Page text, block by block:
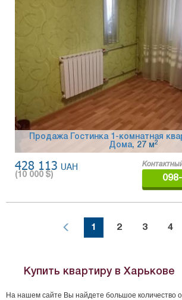
Продажа Гостинка 1-комнатная
Дома, 27 м2
428 113 UAH
(10 000 $)
1 2 3 4
Купить квартиру в Харькове
На нашем сайте Вы найдете большое количество